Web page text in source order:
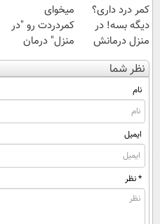
کمر درد داری؟
دیگه بسه! در
منزل درمانش
کن
(◀پرسش‌نامه)
میخوای
کمردردت رو "در
منزل" درمان
کنی؟ (◂فیلم +
◂پرسش‌نامه)
نظر شما
نام
ایمیل
* نظر